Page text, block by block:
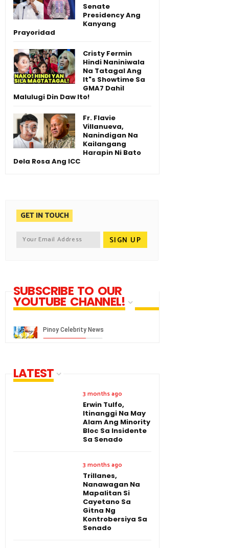
Senate
Presidency Ang
Kanyang
Prayoridad
Cristy Fermin
Hindi Naniniwala
Na Tatagal Ang
It"s Showtime Sa
GMA7 Dahil
Malulugi Din Daw Ito!
Fr. Flavie
Villanueva,
Nanindigan Na
Kailangang
Harapin Ni Bato
Dela Rosa Ang ICC
GET IN TOUCH
SUBSCRIBE TO OUR
YOUTUBE CHANNEL!
LATEST
3 months ago
Erwin Tulfo,
Itinanggi Na May
Alam Ang Minority
Bloc Sa Insidente
Sa Senado
3 months ago
Trillanes,
Nanawagan Na
Mapalitan Si
Cayetano Sa
Gitna Ng
Kontrobersiya Sa
Senado